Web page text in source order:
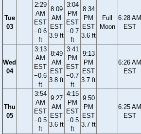
Tue
03
2:29
AM
EST
−0.6
ft
8:09
AM
EST
3.9 ft
3:04
PM
EST
−0.7
ft
8:34
PM
EST
3.6 ft
Full
Moon
6:28 AM
EST
Wed
04
3:13
AM
EST
−0.6
ft
8:49
AM
EST
3.8 ft
3:41
PM
EST
−0.7
ft
9:13
PM
EST
3.7 ft
6:26 AM
EST
Thu
05
3:54
AM
EST
−0.5
ft
9:27
AM
EST
3.6 ft
4:15
PM
EST
−0.5
ft
9:50
PM
EST
3.7 ft
6:25 AM
EST